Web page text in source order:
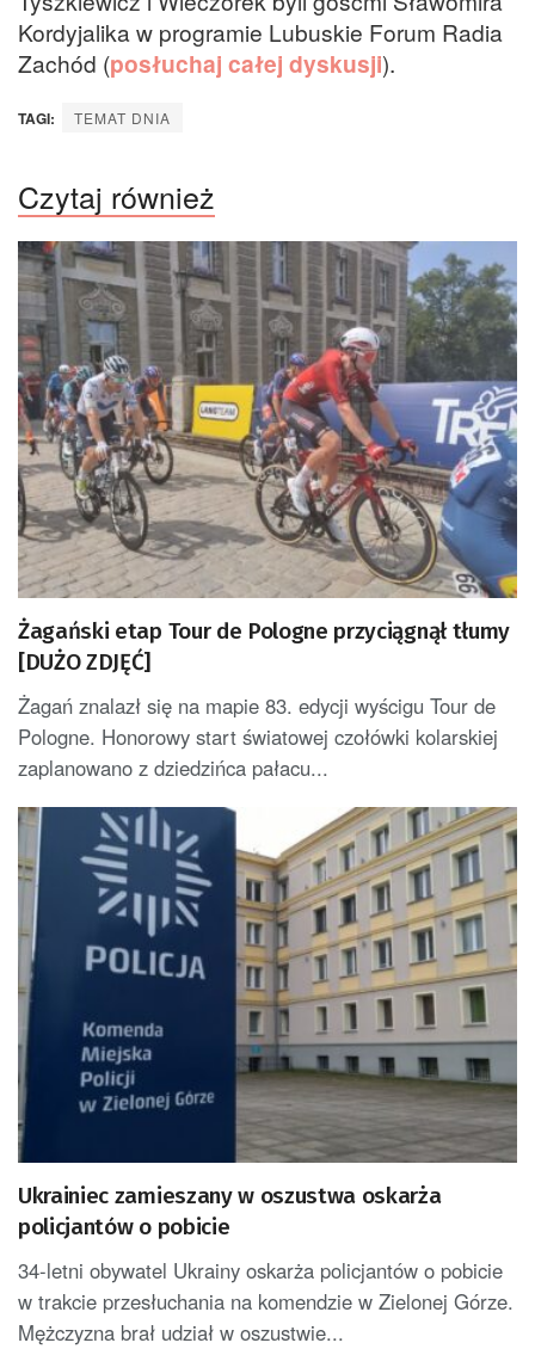
Kordyjalika w programie Lubuskie Forum Radia
Zachód (posłuchaj całej dyskusji).
TAGI: TEMAT DNIA
Czytaj również
Żagański etap Tour de Pologne przyciągnął tłumy
[DUŻO ZDJĘĆ]
Żagań znalazł się na mapie 83. edycji wyścigu Tour de
Pologne. Honorowy start światowej czołówki kolarskiej
zaplanowano z dziedzińca pałacu...
Ukrainiec zamieszany w oszustwa oskarża
policjantów o pobicie
34-letni obywatel Ukrainy oskarża policjantów o pobicie
w trakcie przesłuchania na komendzie w Zielonej Górze.
Mężczyzna brał udział w oszustwie...